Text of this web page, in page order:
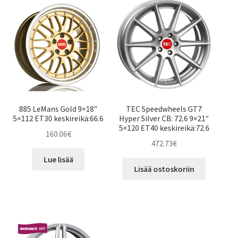
885 LeMans Gold 9×18″
5×112 ET30 keskireikä:66.6
160.06€
Lue lisää
TEC Speedwheels GT7
Hyper Silver CB: 72.6 9×21″
5×120 ET40 keskireikä:72.6
472.73€
Lisää ostoskoriin